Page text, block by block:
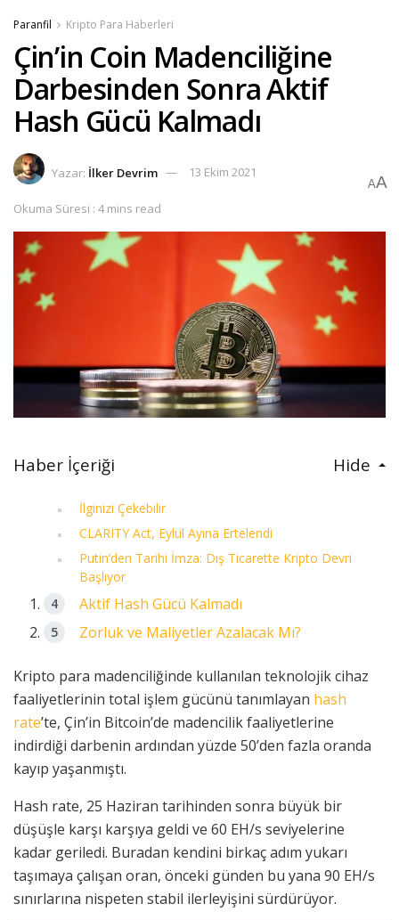
Paranfil Kripto Para Haberleri
Çin’in Coin Madenciliğine
Darbesinden Sonra Aktif
Hash Gücü Kalmadı
Yazar: İlker Devrim 13 Ekim 2021
Okuma Süresi : 4 mins read
AA
Haber İçeriği Hide
İlginizi Çekebilir
CLARITY Act, Eylül Ayına Ertelendi
Putin’den Tarihi İmza: Dış Ticarette Kripto Devri
Başlıyor
Aktif Hash Gücü Kalmadı
Zorluk ve Maliyetler Azalacak Mı?
Kripto para madenciliğinde kullanılan teknolojik cihaz
faaliyetlerinin total işlem gücünü tanımlayan hash
rate’te, Çin’in Bitcoin’de madencilik faaliyetlerine
indirdiği darbenin ardından yüzde 50’den fazla oranda
kayıp yaşanmıştı.
Hash rate, 25 Haziran tarihinden sonra büyük bir
düşüşle karşı karşıya geldi ve 60 EH/s seviyelerine
kadar geriledi. Buradan kendini birkaç adım yukarı
taşımaya çalışan oran, önceki günden bu yana 90 EH/s
sınırlarına nispeten stabil ilerleyişini sürdürüyor.